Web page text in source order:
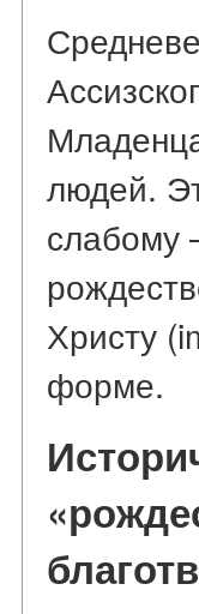
людей.
слабому
Христу
форме.